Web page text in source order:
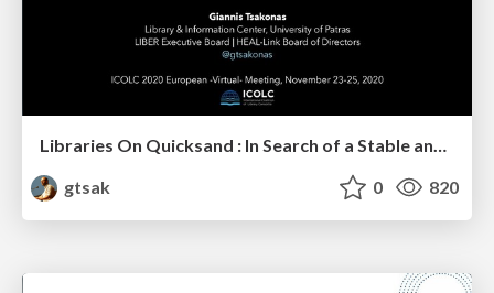
Libraries On Quicksand : In Search of a Stable and Sustainable Scholarly Environment
gtsak
0 820